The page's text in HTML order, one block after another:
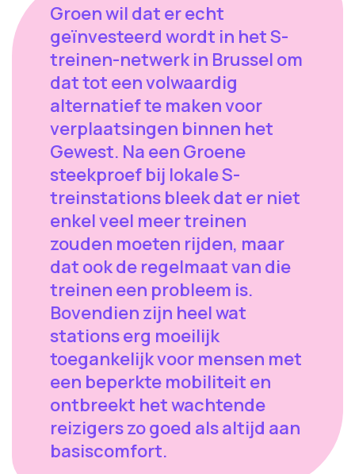
Groen wil dat er echt
geïnvesteerd wordt in het S-
treinen-netwerk in Brussel om
dat tot een volwaardig
alternatief te maken voor
verplaatsingen binnen het
Gewest. Na een Groene
steekproef bij lokale S-
treinstations bleek dat er niet
enkel veel meer treinen
zouden moeten rijden, maar
dat ook de regelmaat van die
treinen een probleem is.
Bovendien zijn heel wat
stations erg moeilijk
toegankelijk voor mensen met
een beperkte mobiliteit en
ontbreekt het wachtende
reizigers zo goed als altijd aan
basiscomfort.